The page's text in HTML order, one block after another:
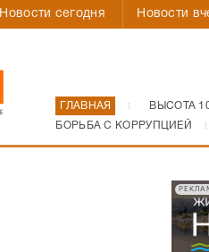
Новости сегодня Новости
ГЛАВНАЯ ВЫСОТА
БОРЬБА С КОРРУПЦИЕЙ